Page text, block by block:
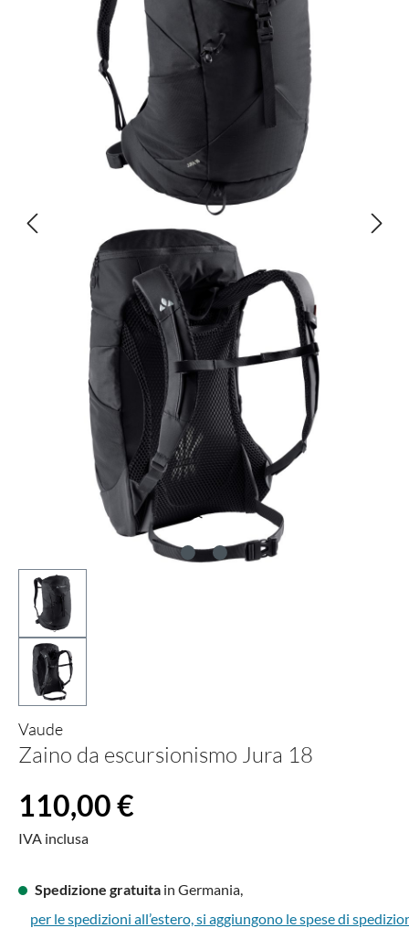
Vaude
Zaino da escursionismo Jura 18
Prezzo normale:
110,00 €
IVA inclusa
Spedizione gratuita in Germania,
per le spedizioni all’estero, si aggiungono le spese di